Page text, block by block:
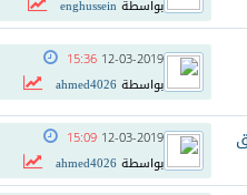
بواسطةenghussein
12-03-2019
15:36
بواسطةahmed4026
12-03-2019
15:09
بواسطةahmed4026